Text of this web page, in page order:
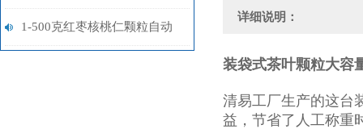
分装机1-5kg
1-500克红枣核桃仁颗粒自动
详细说明：
装袋式茶叶颗粒大容
清易工厂生产的这台
益，节省了人工称重